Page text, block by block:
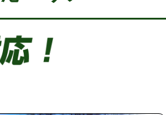
・埋め戻し作